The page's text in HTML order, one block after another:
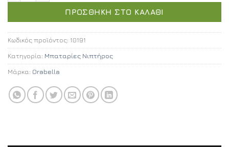
ΠΡΟΣΘΉΚΗ ΣΤΟ ΚΑΛΆΘΙ
Κωδικός προϊόντος: 10191
Κατηγορία: Μπαταρίες Νιπτήρος
Μάρκα: Orabella